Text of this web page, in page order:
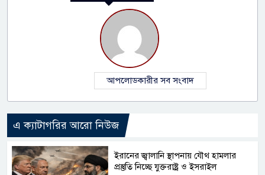
আপলোডকারীর সব সংবাদ
এ ক্যাটাগরির আরো নিউজ
ইরানের জ্বালানি স্থাপনায় যৌথ হামলার
প্রস্তুতি নিচ্ছে যুক্তরাষ্ট্র ও ইসরাইল